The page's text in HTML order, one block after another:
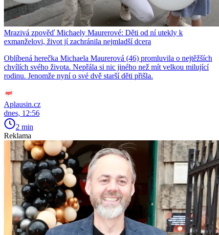
Mrazivá zpověď Michaely Maurerové: Děti od ní utekly k
exmanželovi, život jí zachránila nejmladší dcera
Oblíbená herečka Michaela Maurerová (46) promluvila o nejtěžších
chvílích svého života. Nepřála si nic jiného než mít velkou milující
rodinu. Jenomže nyní o své dvě starší děti přišla.
Aplausin.cz
dnes, 12:56
2 min
Reklama